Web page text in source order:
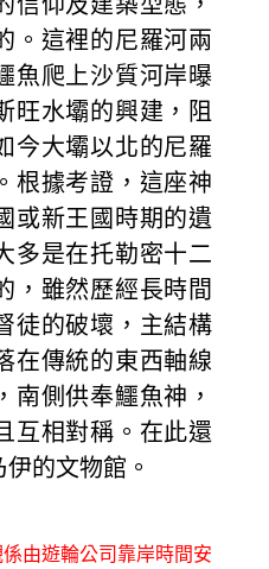
。這裡的尼羅河兩
魚爬上沙質河岸曝
旺水壩的興建，阻
今大壩以北的尼羅
根據考證，這座神
或新王國時期的遺
多是在托勒密十二
，雖然歷經長時間
徒的破壞，主結構
在傳統的東西軸線
南側供奉鱷魚神，
互相對稱。在此還
的文物館。
由遊輪公司靠岸時間安